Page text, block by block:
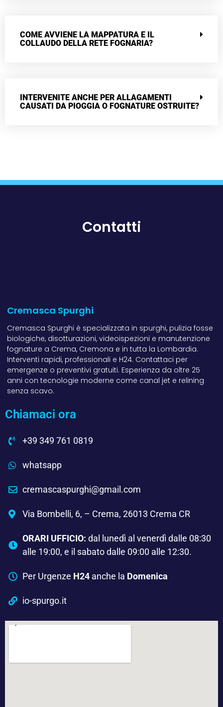
COME AVVIENE LA MAPPATURA E IL
COLLAUDO DELLA RETE FOGNARIA?
INTERVENITE ANCHE PER ALLAGAMENTI
CAUSATI DA PIOGGIA O FOGNATURE OSTRUITE?
Contatti
Cremasca Spurghi
Cremasca Spurghi è specializzata in spurghi, pulizia fosse
biologiche, disotturazioni, videoispezioni e manutenzione
fognature a Crema, Cremona e in tutta la Lombardia.
Interventi rapidi, professionali e H24. Contattaci per
emergenze o preventivi gratuiti. Esperienza da oltre 25
anni con tecnologie moderne come canal jet e relining
senza scavo.
Chiamaci ora
+39 349 761 0819
whatsapp
cremascaspurghi@gmail.com
Via Bombelli, 6, – Crema, 26013 Crema CR
ORARI UFFICIO: dal lunedì al venerdì dalle 08:30
alle 19:00, e il sabato dalle 09:00 alle 12:30.
Per Urgenze H24 anche la Domenica
io-spurgo.it